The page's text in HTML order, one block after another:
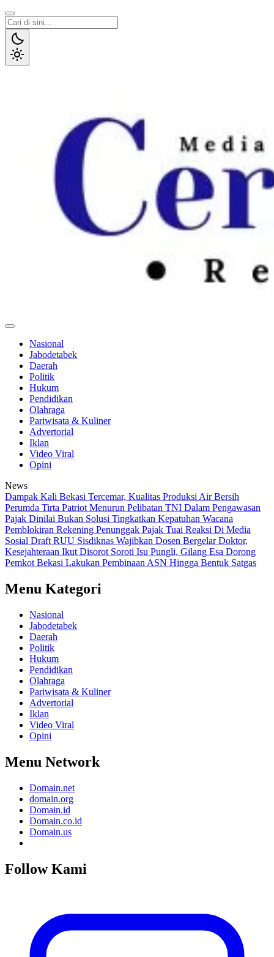
Lewati
ke
konten
Nasional
Jabodetabek
Daerah
Politik
Hukum
Pendidikan
Olahraga
Pariwisata & Kuliner
Advertorial
Iklan
Video Viral
Opini
News
Dampak Kali Bekasi Tercemar, Kualitas Produksi Air Bersih
Perumda Tirta Patriot Menurun Pelibatan TNI Dalam Pengawasan
Pajak Dinilai Bukan Solusi Tingkatkan Kepatuhan Wacana
Pemblokiran Rekening Penunggak Pajak Tuai Reaksi Di Media
Sosial Draft RUU Sisdiknas Wajibkan Dosen Bergelar Doktor,
Kesejahteraan Ikut Disorot Soroti Isu Pungli, Gilang Esa Dorong
Pemkot Bekasi Lakukan Pembinaan ASN Hingga Bentuk Satgas
Menu Kategori
Nasional
Jabodetabek
Daerah
Politik
Hukum
Pendidikan
Olahraga
Pariwisata & Kuliner
Advertorial
Iklan
Video Viral
Opini
Menu Network
Domain.net
domain.org
Domain.id
Domain.co.id
Domain.us
Follow Kami